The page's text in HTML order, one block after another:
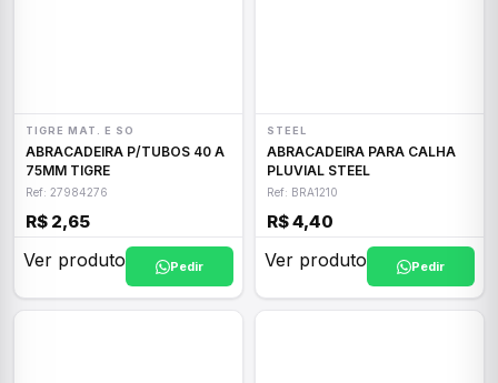
TIGRE MAT. E SO
ABRACADEIRA P/TUBOS 40 A
75MM TIGRE
Ref: 27984276
R$ 2,65
Ver produto Pedir
STEEL
ABRACADEIRA PARA CALHA
PLUVIAL STEEL
Ref: BRA1210
R$ 4,40
Ver produto Pedir